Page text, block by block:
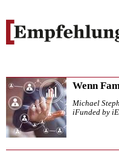
Wenn
Michael
iFunded by